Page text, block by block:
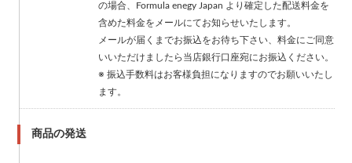
の場合、Formula enegy Japan より確定した配送料金を
含めた料金をメールにてお知らせいたします。
メールが届くまでお振込をお待ち下さい、料金にご同意
いいただけましたら当店銀行口座宛にお振込ください。
※ 振込手数料はお客様負担になりますのでお願いいたし
ます。
商品の発送